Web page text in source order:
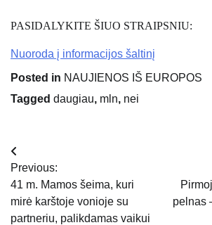
PASIDALYKITE ŠIUO STRAIPSNIU:
Nuoroda į informacijos šaltinį
Posted in NAUJIENOS IŠ EUROPOS
Tagged daugiau, mln, nei
Navigacija
tarp
įrašų
Previous:
41 m. Mamos šeima, kuri
mirė karštoje vonioje su
partneriu, palikdamas vaikui
pelnas